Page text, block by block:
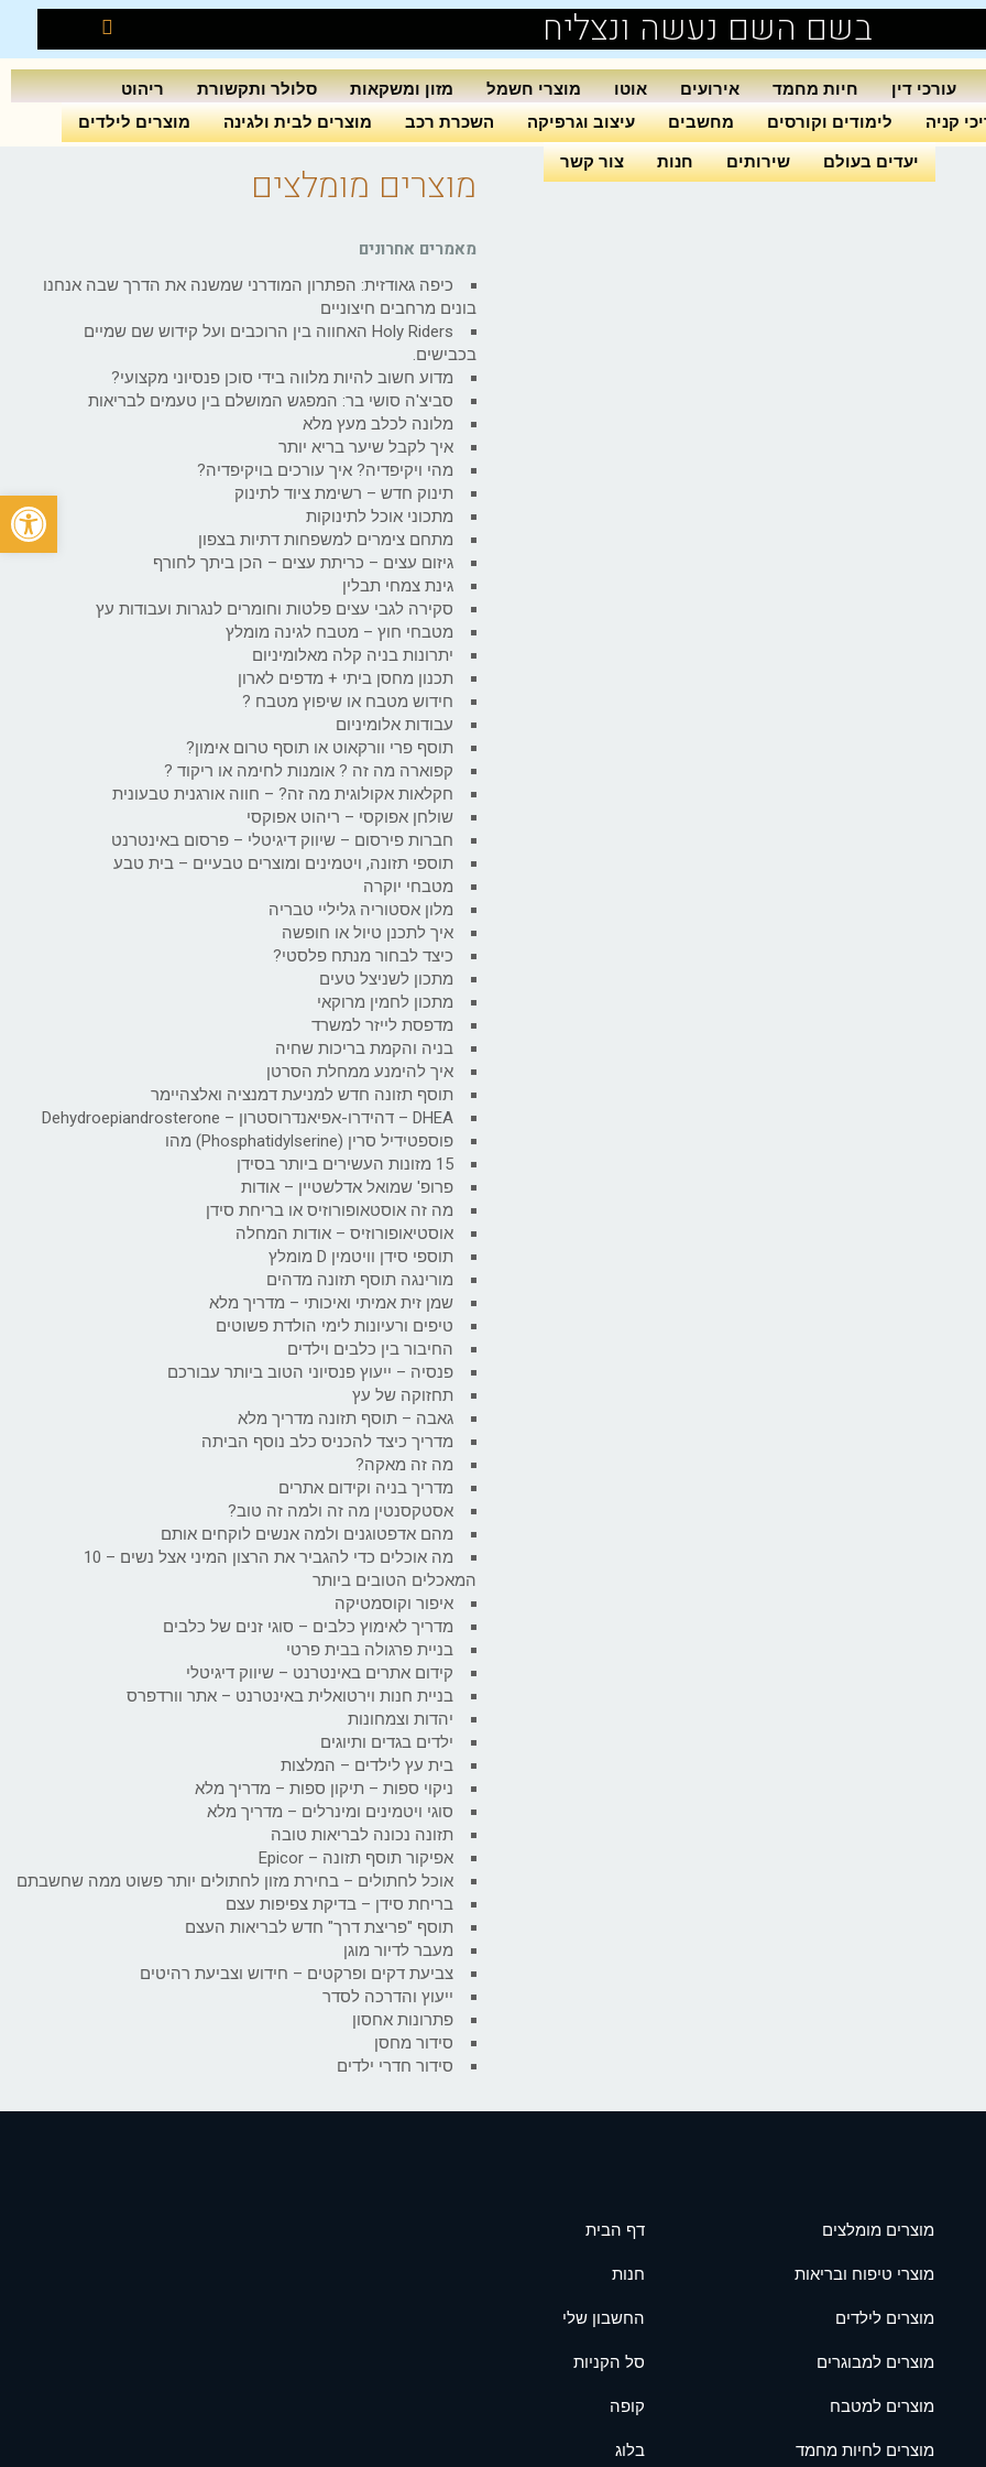
בשם השם נעשה ונצליח
עורכי דין חיות מחמד אירועים אוטו מוצרי חשמל מזון ומשקאות סלולר ותקשורת
ריהוט
קניה לימודים וקורסים מחשבים עיצוב וגרפיקה השכרת רכב מוצרים לבית ולגינה מוצרים לילדים
יעדים בעולם שירותים חנות צור קשר מוצרים מומלצים
מאמרים אחרונים
כיפה גאודזית: הפתרון המודרני שמשנה את הדרך שבה אנחנו
בונים מרחבים חיצוניים
Holy Riders האחווה בין הרוכבים ועל קידוש שם שמיים
בכבישים.
מדוע חשוב להיות מלווה בידי סוכן פנסיוני מקצועי?
סביצ'ה סושי בר: המפגש המושלם בין טעמים לבריאות
מלונה לכלב מעץ מלא
איך לקבל שיער בריא יותר
מהי ויקיפדיה? איך עורכים בויקיפדיה?
תינוק חדש – רשימת ציוד לתינוק
מתכוני אוכל לתינוקות
מתחם צימרים למשפחות דתיות בצפון
גיזום עצים – כריתת עצים – הכן ביתך לחורף
גינת צמחי תבלין
סקירה לגבי עצים פלטות וחומרים לנגרות ועבודות עץ
מטבחי חוץ – מטבח לגינה מומלץ
יתרונות בניה קלה מאלומיניום
תכנון מחסן ביתי + מדפים לארון
חידוש מטבח או שיפוץ מטבח ?
עבודות אלומיניום
תוסף פרי וורקאוט או תוסף טרום אימון?
קפוארה מה זה ? אומנות לחימה או ריקוד ?
חקלאות אקולוגית מה זה? – חווה אורגנית טבעונית
שולחן אפוקסי – ריהוט אפוקסי
חברות פירסום – שיווק דיגיטלי – פרסום באינטרנט
תוספי תזונה, ויטמינים ומוצרים טבעיים – בית טבע
מטבחי יוקרה
מלון אסטוריה גליליי טבריה
איך לתכנן טיול או חופשה
כיצד לבחור מנתח פלסטי?
מתכון לשניצל טעים
מתכון לחמין מרוקאי
מדפסת לייזר למשרד
בניה והקמת בריכות שחיה
איך להימנע ממחלת הסרטן
תוסף תזונה חדש למניעת דמנציה ואלצהיימר
DHEA – דהידרו-אפיאנדרוסטרון – Dehydroepiandrosterone
פוספטידיל סרין (Phosphatidylserine) מהו
15 מזונות העשירים ביותר בסידן
פרופ' שמואל אדלשטיין – אודות
מה זה אוסטאופורוזיס או בריחת סידן
אוסטיאופורוזיס – אודות המחלה
תוספי סידן וויטמין D מומלץ
מורינגה תוסף תזונה מדהים
שמן זית אמיתי ואיכותי – מדריך מלא
טיפים ורעיונות לימי הולדת פשוטים
החיבור בין כלבים וילדים
פנסיה – ייעוץ פנסיוני הטוב ביותר עבורכם
תחזוקה של עץ
גאבה – תוסף תזונה מדריך מלא
מדריך כיצד להכניס כלב נוסף הביתה
מה זה מאקה?
מדריך בניה וקידום אתרים
אסטקסנטין מה זה ולמה זה טוב?
מהם אדפטוגנים ולמה אנשים לוקחים אותם
מה אוכלים כדי להגביר את הרצון המיני אצל נשים – 10
המאכלים הטובים ביותר
איפור וקוסמטיקה
מדריך לאימוץ כלבים – סוגי זנים של כלבים
בניית פרגולה בבית פרטי
קידום אתרים באינטרנט – שיווק דיגיטלי
בניית חנות וירטואלית באינטרנט – אתר וורדפרס
יהדות וצמחונות
ילדים בגדים ותיוגים
בית עץ לילדים – המלצות
ניקוי ספות – תיקון ספות – מדריך מלא
סוגי ויטמינים ומינרלים – מדריך מלא
תזונה נכונה לבריאות טובה
אפיקור תוסף תזונה – Epicor
אוכל לחתולים – בחירת מזון לחתולים יותר פשוט ממה שחשבתם
בריחת סידן – בדיקת צפיפות עצם
תוסף "פריצת דרך" חדש לבריאות העצם
מעבר לדיור מוגן
צביעת דקים ופרקטים – חידוש וצביעת רהיטים
ייעוץ והדרכה לסדר
פתרונות אחסון
סידור מחסן
סידור חדרי ילדים
מוצרים מומלצים
מוצרי טיפוח ובריאות
מוצרים לילדים
מוצרים למבוגרים
מוצרים למטבח
מוצרים לחיות מחמד
דף הבית
חנות
החשבון שלי
סל הקניות
קופה
בלוג